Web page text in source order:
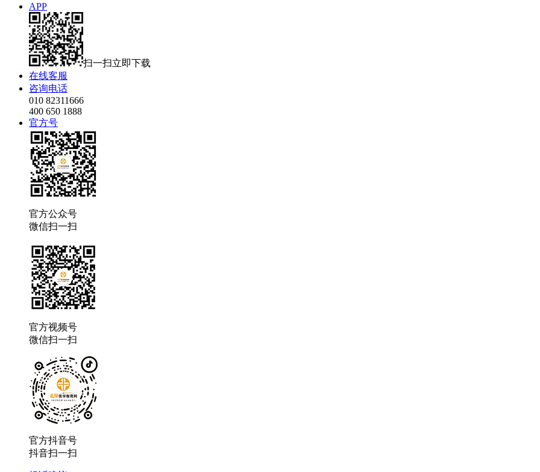
APP
扫一扫立即下载
在线客服
咨询电话
010 82311666
400 650 1888
官方号
官方公众号
微信扫一扫
官方视频号
微信扫一扫
官方抖音号
抖音扫一扫